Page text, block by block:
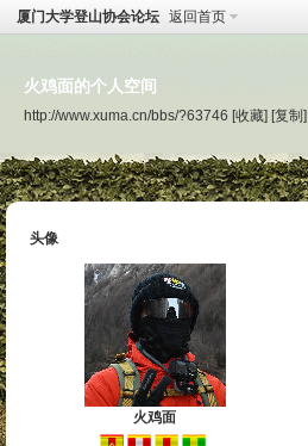
厦门大学登山协会论坛 返回首页
火鸡面的个人空间
http://www.xuma.cn/bbs/?63746 [收藏] [复制]
头像
火鸡面